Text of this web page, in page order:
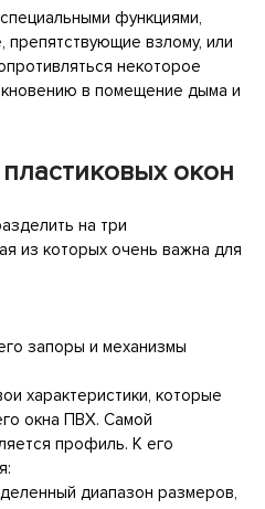
функциями,
препятствующие взлому, или
некоторое
в помещение дыма и
окон
на три
из которых очень важна для
запоры и механизмы
характеристики, которые
окна ПВХ. Самой
профиль. К его
диапазон размеров,